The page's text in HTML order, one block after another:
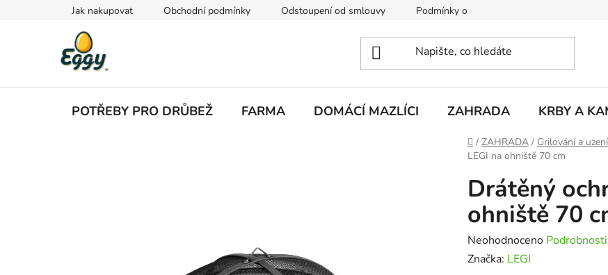
Jak nakupovat Obchodní podmínky Odstoupení od smlouvy Podmínky ochrany osobních údajů
POTŘEBY PRO DRŮBEŽ FARMA DOMÁCÍ MAZLÍCI ZAHRADA KRBY A
Domů
/ ZAHRADA / Grilování a uzení
LEGI na ohniště 70 cm
Drátěný
ohniště 70
Průměrné
hodnocení
Neohodnoceno
Značka: LEGI